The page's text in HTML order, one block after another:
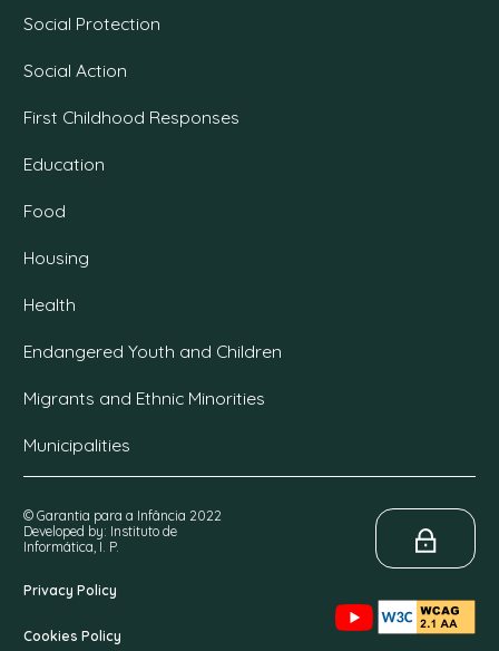
Social Protection
Social Action
First Childhood Responses
Education
Food
Housing
Health
Endangered Youth and Children
Migrants and Ethnic Minorities
Municipalities
© Garantia para a Infância 2022
Developed by: Instituto de
Informática, I. P.
Privacy Policy
Cookies Policy